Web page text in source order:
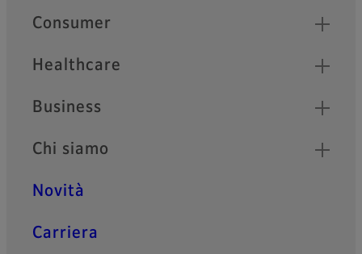
Quick Links
Consumer
Healthcare
Business
Chi siamo
Novità
Carriera